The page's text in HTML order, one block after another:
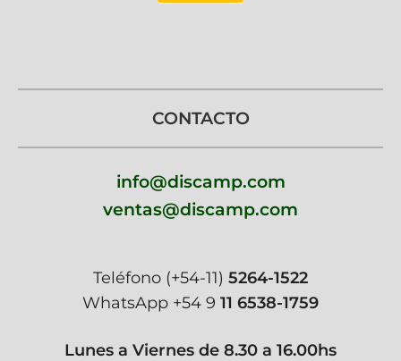
CONTACTO
info@discamp.com
ventas@discamp.com
Teléfono (+54-11) 5264-1522
WhatsApp +54 9 11 6538-1759
Lunes a Viernes de 8.30 a 16.00hs